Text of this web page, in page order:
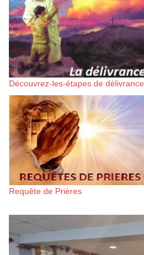
Découvrez-les-étapes de délivrance
Requête de Prières